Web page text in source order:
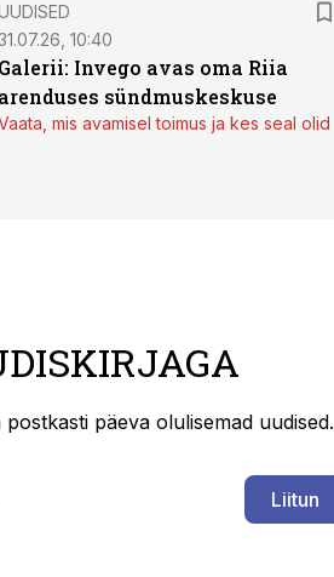
10:40
Galerii: Invego avas oma Riia
arenduses sündmuskeskuse
mis avamisel toimus ja kes seal olid
päeva olulisemad uudised.
Liitun